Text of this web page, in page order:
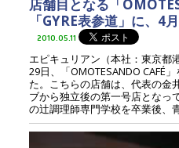
店舗目となる「
「GYRE表参道」に、4
2010.05.11
エピキュリアン（本社：東京都
29日、「OMOTESANDO CAFÉ
た。こちらの店舗は、代表の金
ブから独立後の第一号店となっ
の辻調理師専門学校を卒業後、